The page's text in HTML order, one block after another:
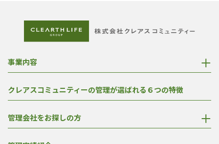
事業内容
クレアスコミュニティーの管理が選ばれる６つの特徴
管理会社をお探しの方